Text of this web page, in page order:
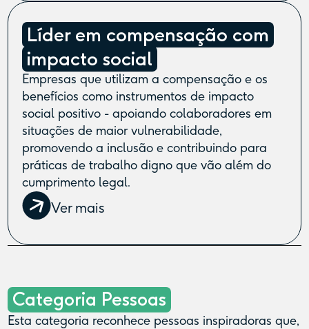
Líder em compensação com
impacto social
Empresas que utilizam a compensação e os
benefícios como instrumentos de impacto
social positivo - apoiando colaboradores em
situações de maior vulnerabilidade,
promovendo a inclusão e contribuindo para
práticas de trabalho digno que vão além do
cumprimento legal.
Ver mais
Categoria Pessoas
Esta categoria reconhece pessoas inspiradoras que,